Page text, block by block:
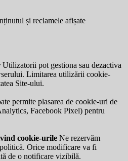
și reclamele afișate
Utilizatorii pot gestiona sau dezactiva
Limitarea utilizării cookie-
Site-ului.
permite plasarea de cookie-uri de
Facebook Pixel) pentru
cookie-urile Ne rezervăm
Orice modificare va fi
de o notificare vizibilă.